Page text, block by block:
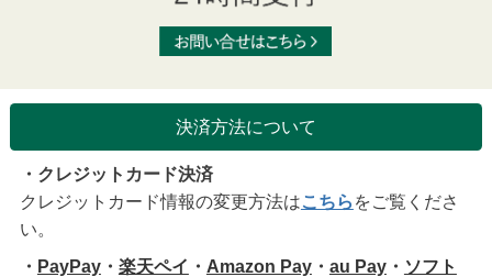
決済方法について
・クレジットカード決済
クレジットカード情報の変更方法はこちら をご覧くださ
い。
・ PayPay・ 楽天ペイ ・ Amazon Pay・ au Pay・ ソフト